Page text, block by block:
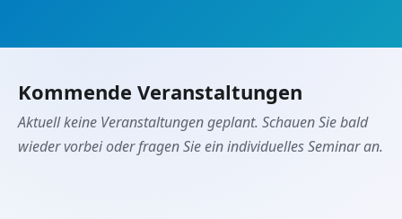
Kommende Veranstaltungen
Aktuell keine Veranstaltungen geplant. Schauen Sie bald
wieder vorbei oder fragen Sie ein individuelles Seminar an.